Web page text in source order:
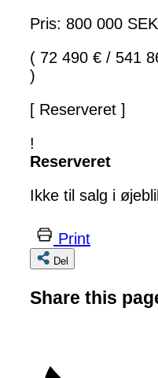
Pris: 800 000 SEK
( 72 490 € / 541
)
[ Reserveret ]
!
Reserveret
Ikke til salg i
Print
Del
Share this